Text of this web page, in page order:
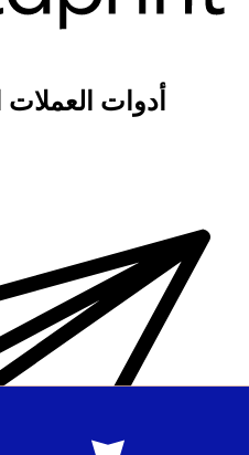
أدوات العملات